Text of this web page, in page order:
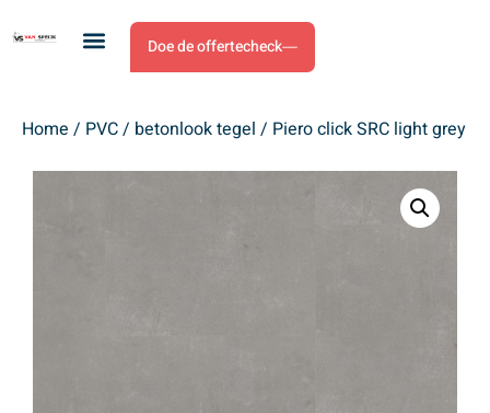
Doe de offertecheck
Home / PVC/ betonlook tegel / Piero click SRC light grey